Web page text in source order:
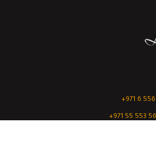
‎+971 6 556
‎+971 55 553